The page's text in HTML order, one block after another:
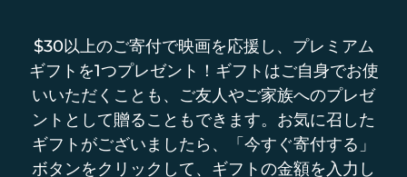
$30以上のご寄付で映画を応援し、プレミアム
ギフトを1つプレゼント！ギフトはご自身でお使
いいただくことも、ご友人やご家族へのプレゼ
ントとして贈ることもできます。お気に召した
ギフトがございましたら、「今すぐ寄付する」
ボタンをクリックして、ギフトの金額を入力し